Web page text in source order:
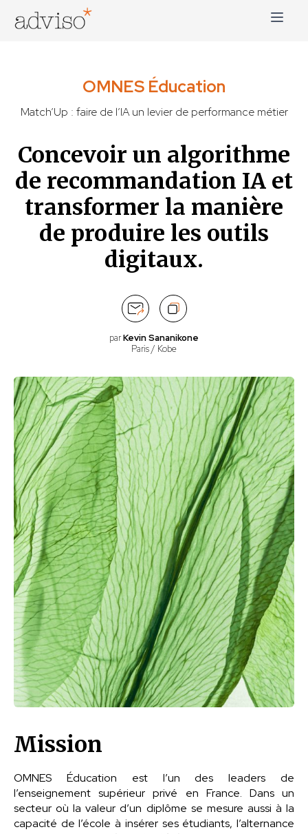
OMNES Éducation
Match’Up : faire de l’IA un levier de performance métier
Concevoir un algorithme
de recommandation IA et
transformer la manière
de produire les outils
digitaux.
parKevin Sananikone
Paris / Kobe
Mission
OMNES Éducation est l’un des leaders de
l’enseignement supérieur privé en France. Dans un
secteur où la valeur d’un diplôme se mesure aussi à la
capacité de l’école à insérer ses étudiants, l’alternance